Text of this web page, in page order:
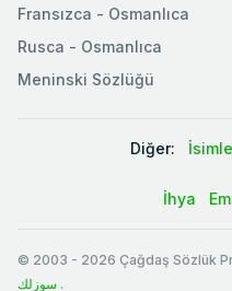
Fransızca - Osmanlıca
Rusca - Osmanlıca
Meninski Sözlüğü
Diğer:
İhya
© 2003 - 2026 Çağdaş Sözlük
سوزلك .